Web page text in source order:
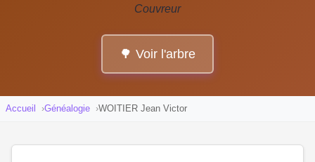
Couvreur
🌳 Voir l'arbre
Accueil Généalogie WOITIER Jean Victor